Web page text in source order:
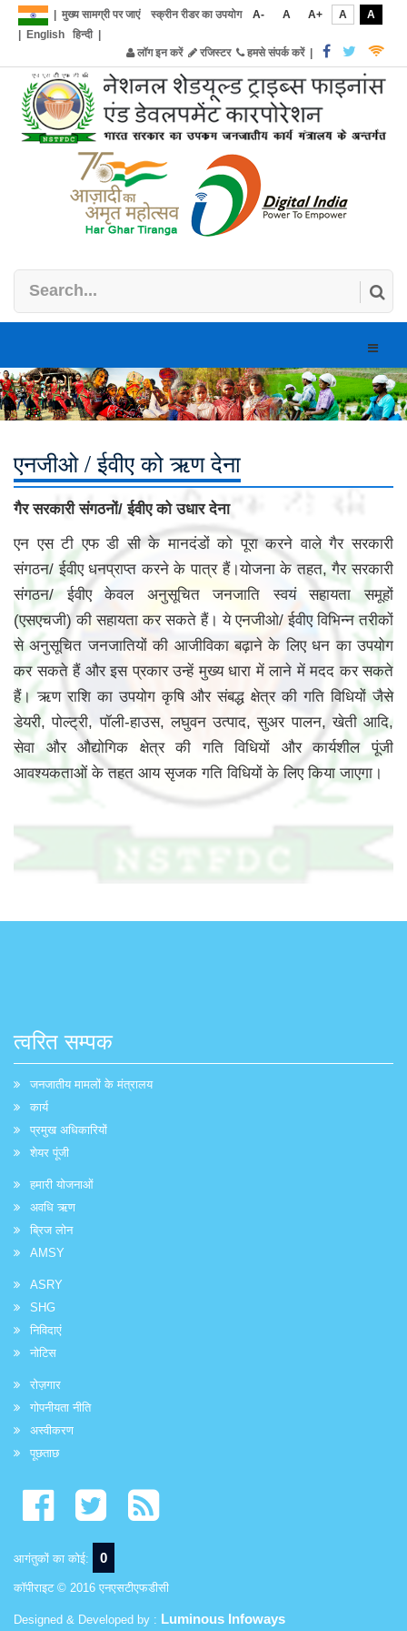
मुख्य सामग्री पर जाएं स्क्रीन रीडर का उपयोग A- A A+ A
A
English हिन्दी|
लॉग इन करें
रजिस्टर हमसे संपर्क करें|
Toggle
एनजीओ / ईवीए को ऋण देना
गैर सरकारी संगठनों/ ईवीए को उधार देना
एन एस टी एफ डी सी के मानदंडों को पूरा करने वाले गैर सरकारी
संगठन/ ईवीए धनप्राप्त करने के पात्र हैं।योजना के तहत, गैर सरकारी
संगठन/ ईवीए केवल अनुसूचित जनजाति स्वयं सहायता समूहों
(एसएचजी) की सहायता कर सकते हैं। ये एनजीओ/ ईवीए विभिन्न तरीकों
से अनुसूचित जनजातियों की आजीविका बढ़ाने के लिए धन का उपयोग
कर सकते हैं और इस प्रकार उन्हें मुख्य धारा में लाने में मदद कर सकते
हैं। ऋण राशि का उपयोग कृषि और संबद्ध क्षेत्र की गति विधियों जैसे
डेयरी, पोल्ट्री, पॉली-हाउस, लघुवन उत्पाद, सुअर पालन, खेती आदि,
सेवा और औद्योगिक क्षेत्र की गति विधियों और कार्यशील पूंजी
आवश्यकताओं के तहत आय सृजक गति विधियों के लिए किया जाएगा।
त्वरित सम्पक
जनजातीय मामलों के मंत्रालय
कार्य
प्रमुख अधिकारियों
शेयर पूंजी
हमारी योजनाओं
अवधि ऋण
ब्रिज लोन
AMSY
ASRY
SHG
निविदाएं
नोटिस
रोज़गार
गोपनीयता नीति
अस्वीकरण
पूछताछ
आगंतुकों का कोई: 0
कॉपीराइट © 2016 एनएसटीएफडीसी
Designed & Developed by : Luminous Infoways